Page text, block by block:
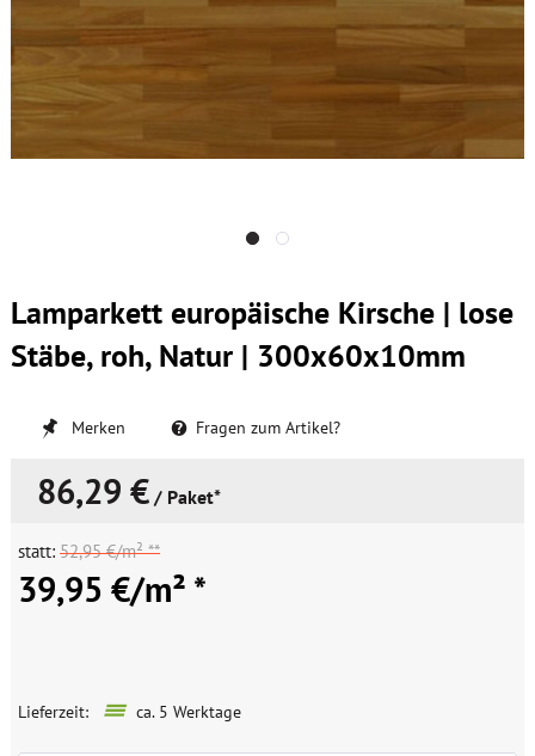
Lamparkett europäische Kirsche | lose
Stäbe, roh, Natur | 300x60x10mm
Merken Fragen zum Artikel?
86,29 € / Paket*
statt: 52,95 €/m² **
39,95 €/m² *
Lieferzeit: ca. 5 Werktage